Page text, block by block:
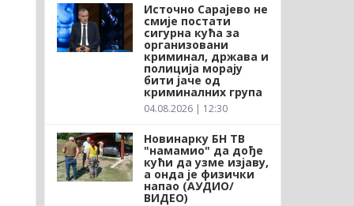
Источно Сарајево не
смије постати
сигурна кућа за
организовани
криминал, држава и
полиција морају
бити јаче од
криминалних група
04.08.2026 | 12:30
Новинарку БН ТВ
"намамио" да дође
кући да узме изјаву,
а онда је физички
напао (АУДИО/
ВИДЕО)